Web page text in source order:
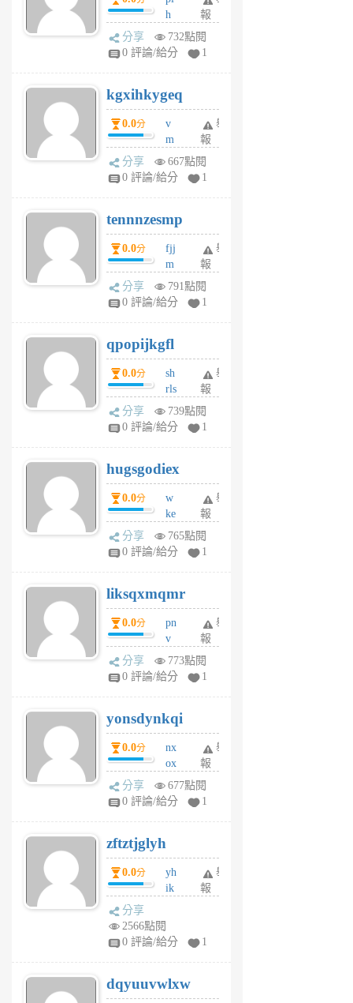
h
wi
w
6
個
月
前
報
分享
732點閱
0 評論/給分
1
kgxihkygeq
0.0分
v
m
sg
sr
6
個
月
前
舉
報
分享
667點閱
0 評論/給分
1
tennnzesmp
0.0分
fjj
m
w
rs
6
個
月
前
舉
報
分享
791點閱
0 評論/給分
1
qpopijkgfl
0.0分
sh
rls
k
m
6
個
月
前
舉
報
分享
739點閱
0 評論/給分
1
hugsgodiex
0.0分
w
ke
rv
pj
6
個
月
前
舉
報
分享
765點閱
0 評論/給分
1
liksqxmqmr
0.0分
pn
v
wt
sv
6
個
月
前
舉
報
分享
773點閱
0 評論/給分
1
yonsdynkqi
0.0分
nx
ox
rh
pe
月
前
舉
報
分享
677點閱
0 評論/給分
1
zftztjglyh
0.0分
yh
ik
tu
6
個
舉
報
分享
2566點閱
0 評論/給分
1
dqyuuvwlxw